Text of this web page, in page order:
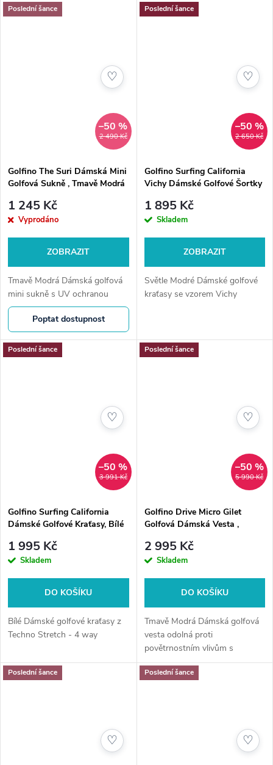
Poslední šance
2 490 Kč
–50 %
Golfino The Suri Dámská Mini
Golfová Sukně , Tmavě Modrá
1 245 Kč
Vyprodáno
ZOBRAZIT
Tmavě Modrá Dámská golfová
mini sukně s UV ochranou
Poptat dostupnost
♡
Poslední šance
2 650 Kč
–50 %
Golfino Surfing California
Vichy Dámské Golfové Šortky
1 895 Kč
Skladem
ZOBRAZIT
Světle Modré Dámské golfové
kraťasy se vzorem Vichy
♡
Poslední šance
3 991 Kč
–50 %
Golfino Surfing California
Dámské Golfové Kraťasy, Bílé
1 995 Kč
Skladem
DO KOŠÍKU
Bílé Dámské golfové kraťasy z
Techno Stretch - 4 way
♡
Poslední šance
5 990 Kč
–50 %
Golfino Drive Micro Gilet
Golfová Dámská Vesta ,
2 995 Kč
Skladem
DO KOŠÍKU
Tmavě Modrá Dámská golfová
vesta odolná proti
povětrnostním vlivům s
integrovanou kapucí
♡
Poslední šance
♡
Poslední šance
♡